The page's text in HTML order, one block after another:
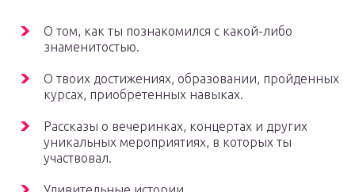
О том, как ты познакомился с какой-либо
знаменитостью.
О твоих достижениях, образовании, пройденных
курсах, приобретенных навыках.
Рассказы о вечеринках, концертах и других
уникальных мероприятиях, в которых ты
участвовал.